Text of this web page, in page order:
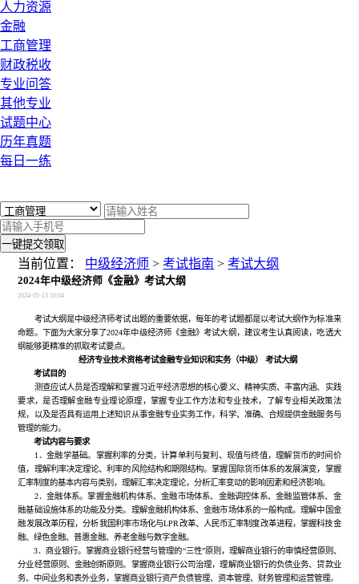
人力资源
金融
工商管理
财政税收
专业问答
其他专业
试题中心
历年真题
每日一练
一键提交领取
当前位置： 中级经济师 >考试指南 >考试大纲
2024年中级经济师《金融》考试大纲
2024-05-13 10:04
考试大纲是中级经济师考试出题的重要依据，每年的考试题都是以考试大纲作为标准来
命题。下面为大家分享了2024年中级经济师《金融》考试大纲，建议考生认真阅读，吃透大
纲能够更精准的抓取考试要点。
经济专业技术资格考试金融专业知识和实务（中级） 考试大纲
考试目的
测查应试人员是否理解和掌握习近平经济思想的核心要义、精神实质、丰富内涵、实践
要求，是否理解金融专业理论原理，掌握专业工作方法和专业技术，了解专业相关政策法
规，以及是否具有运用上述知识从事金融专业实务工作，科学、准确、合规提供金融服务与
管理的能力。
考试内容与要求
1．金融学基础。掌握利率的分类，计算单利与复利、现值与终值，理解货币的时间价
值，理解利率决定理论、利率的风险结构和期限结构。掌握国际货币体系的发展演变，掌握
汇率制度的基本内容与类别，理解汇率决定理论，分析汇率变动的影响因素和经济影响。
2．金融体系。掌握金融机构体系、金融市场体系、金融调控体系、金融监管体系、金
融基础设施体系的功能及分类。理解金融机构体系、金融市场体系的一般构成。理解中国金
融发展改革历程，分析我国利率市场化与LPR改革、人民币汇率制度改革进程，掌握科技金
融、绿色金融、普惠金融、养老金融与数字金融。
3．商业银行。掌握商业银行经营与管理的“三性”原则，理解商业银行的审慎经营原则、
分业经营原则、金融创新原则。掌握商业银行公司治理，理解商业银行的负债业务、贷款业
务、中间业务和表外业务，掌握商业银行资产负债管理、资本管理、财务管理和运营管理。